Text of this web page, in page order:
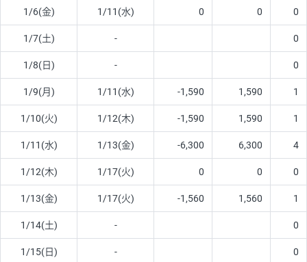
1/6(金) 1/11(水) 0 0 0
1/7(土) - 0
1/8(日) - 0
1/9(月) 1/11(水) -1,590 1,590 1
1/10(火) 1/12(木) -1,590 1,590 1
1/11(水) 1/13(金) -6,300 6,300 4
1/12(木) 1/17(火) 0 0 0
1/13(金) 1/17(火) -1,560 1,560 1
1/14(土) - 0
1/15(日) - 0